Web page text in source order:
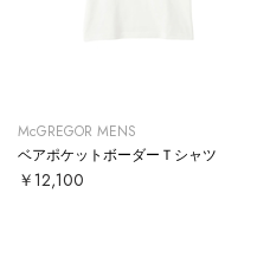
McGREGOR MENS
ベアポケットボーダーＴシャツ
￥12,100